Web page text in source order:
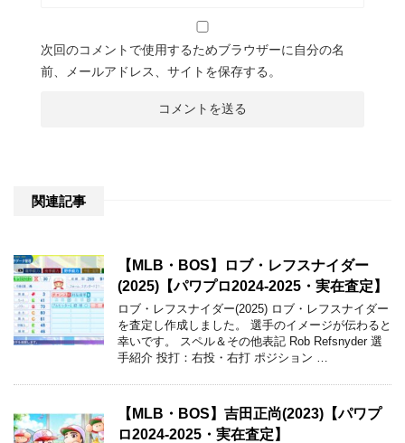
次回のコメントで使用するためブラウザーに自分の名
前、メールアドレス、サイトを保存する。
関連記事
【MLB・BOS】ロブ・レフスナイダー
(2025)【パワプロ2024-2025・実在査定】
ロブ・レフスナイダー(2025) ロブ・レフスナイダー
を査定し作成しました。 選手のイメージが伝わると
幸いです。 スペル＆その他表記 Rob Refsnyder 選
手紹介 投打：右投・右打 ポジション …
【MLB・BOS】吉田正尚(2023)【パワプ
ロ2024-2025・実在査定】